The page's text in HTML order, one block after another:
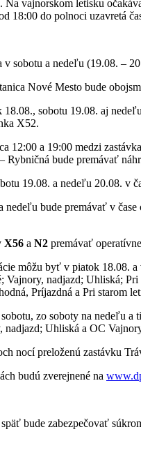
vajnorskom letisku
18:00 do polnoci uzavretá
v sobotu a nedeľu (19.08. –
Nové Mesto bude
sobotu 19.08. aj
X52.
12:00 a 19:00 medzi
Rybničná bude premávať
19.08. a nedeľu 20.08. v
nedeľu bude premávať v
X56 a N2 premávať
môžu byť v piatok 18.08.
Vajnory, nadjazd; Uhliská;
Príjazdná a Pri starom
zo soboty na nedeľu a
Uhliská a OC
nocí preloženú zastávku
budú zverejnené na
bude zabezpečovať